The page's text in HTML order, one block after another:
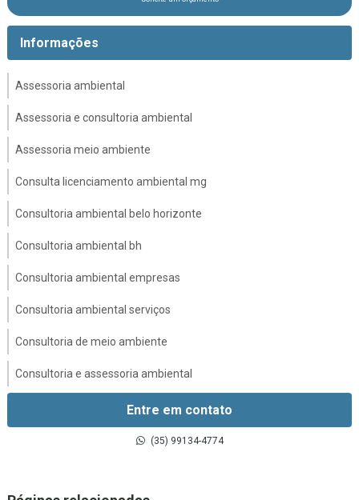
Informações
Assessoria ambiental
Assessoria e consultoria ambiental
Assessoria meio ambiente
Consulta licenciamento ambiental mg
Consultoria ambiental belo horizonte
Consultoria ambiental bh
Consultoria ambiental empresas
Consultoria ambiental serviços
Consultoria de meio ambiente
Consultoria e assessoria ambiental
Consultoria e licenciamento ambiental
Consultoria em gestão ambiental
Entre em contato
(35) 99134-4774